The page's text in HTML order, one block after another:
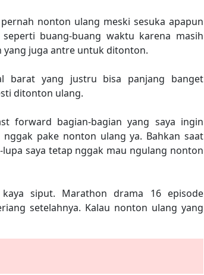
nonton ulang meski sesuka apapun
buang-buang waktu karena masih
yang juga antre untuk ditonton.
barat yang justru bisa panjang banget
ditonton ulang.
forward bagian-bagian yang saya ingin
pake nonton ulang ya. Bahkan saat
saya tetap nggak mau ngulang nonton
siput. Marathon drama 16 episode
setelahnya. Kalau nonton ulang yang